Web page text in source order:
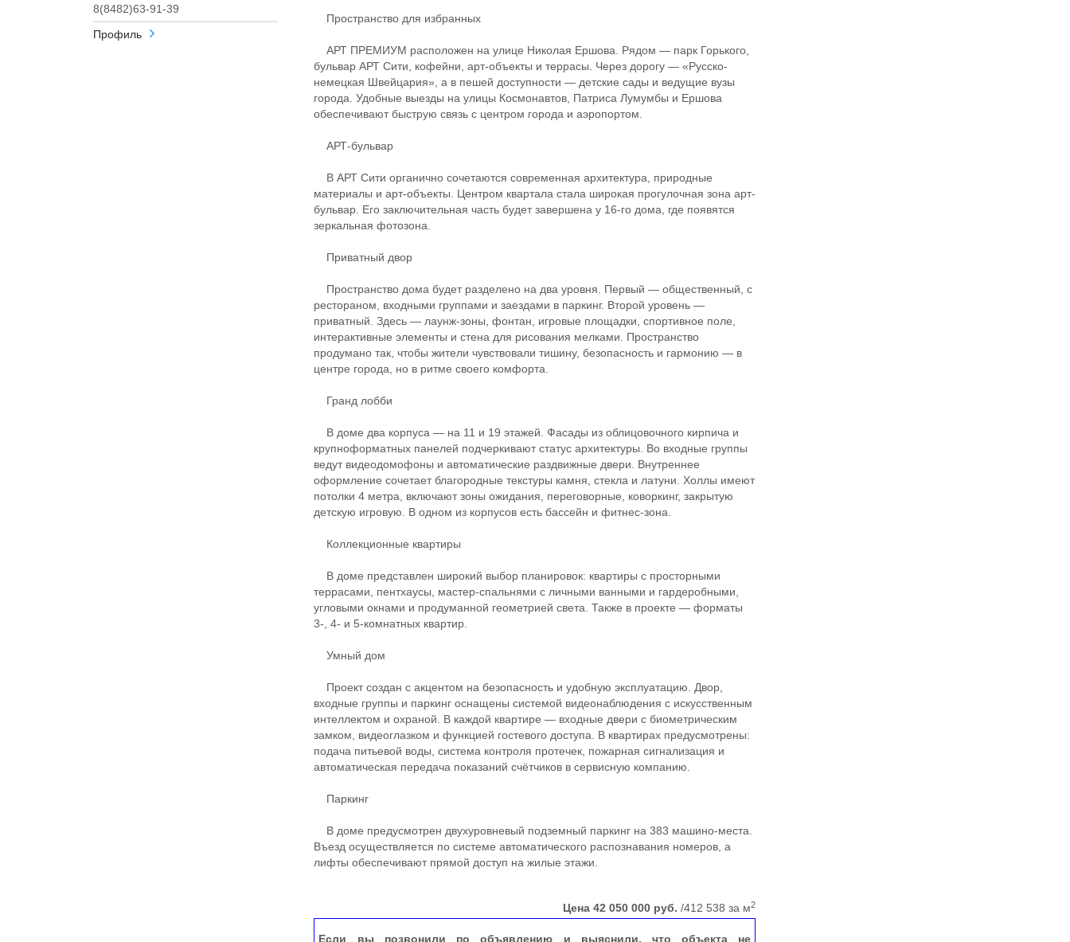
8(8482)63-91-39
Профиль
Пространство для избранных
АРТ ПРЕМИУМ расположен на улице Николая Ершова. Рядом — парк Горького,
бульвар АРТ Сити, кофейни, арт-объекты и террасы. Через дорогу — «Русско-
немецкая Швейцария», а в пешей доступности — детские сады и ведущие вузы
города. Удобные выезды на улицы Космонавтов, Патриса Лумумбы и Ершова
обеспечивают быструю связь с центром города и аэропортом.
АРТ-бульвар
В АРТ Сити органично сочетаются современная архитектура, природные
материалы и арт-объекты. Центром квартала стала широкая прогулочная зона арт-
бульвар. Его заключительная часть будет завершена у 16-го дома, где появятся
зеркальная фотозона.
Приватный двор
Пространство дома будет разделено на два уровня. Первый — общественный, с
рестораном, входными группами и заездами в паркинг. Второй уровень —
приватный. Здесь — лаунж-зоны, фонтан, игровые площадки, спортивное поле,
интерактивные элементы и стена для рисования мелками. Пространство
продумано так, чтобы жители чувствовали тишину, безопасность и гармонию — в
центре города, но в ритме своего комфорта.
Гранд лобби
В доме два корпуса — на 11 и 19 этажей. Фасады из облицовочного кирпича и
крупноформатных панелей подчеркивают статус архитектуры. Во входные группы
ведут видеодомофоны и автоматические раздвижные двери. Внутреннее
оформление сочетает благородные текстуры камня, стекла и латуни. Холлы имеют
потолки 4 метра, включают зоны ожидания, переговорные, коворкинг, закрытую
детскую игровую. В одном из корпусов есть бассейн и фитнес-зона.
Коллекционные квартиры
В доме представлен широкий выбор планировок: квартиры с просторными
террасами, пентхаусы, мастер-спальнями с личными ванными и гардеробными,
угловыми окнами и продуманной геометрией света. Также в проекте — форматы
3-, 4- и 5-комнатных квартир.
Умный дом
Проект создан с акцентом на безопасность и удобную эксплуатацию. Двор,
входные группы и паркинг оснащены системой видеонаблюдения с искусственным
интеллектом и охраной. В каждой квартире — входные двери с биометрическим
замком, видеоглазком и функцией гостевого доступа. В квартирах предусмотрены:
подача питьевой воды, система контроля протечек, пожарная сигнализация и
автоматическая передача показаний счётчиков в сервисную компанию.
Паркинг
В доме предусмотрен двухуровневый подземный паркинг на 383 машино-места.
Въезд осуществляется по системе автоматического распознавания номеров, а
лифты обеспечивают прямой доступ на жилые этажи.
Цена42 050 000 руб. /412 538 за м2
Если вы позвонили по объявлению и выяснили, что объекта не